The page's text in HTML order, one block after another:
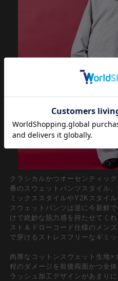
クラシカルかつオーセンティッ
番のスウェットパンツスタイル
ミックススタイルやY2Kスタイ
スウェットパンツは逆に今新鮮
けで絶妙な脱力感を持たせてく
スト＆ドローコード仕様のメン
で穿けるストレスフリーなギミ
肉厚なコットンスウェット生地×
程のダメージを前後両面かつ全
ラッシュ加工デザインがあまり